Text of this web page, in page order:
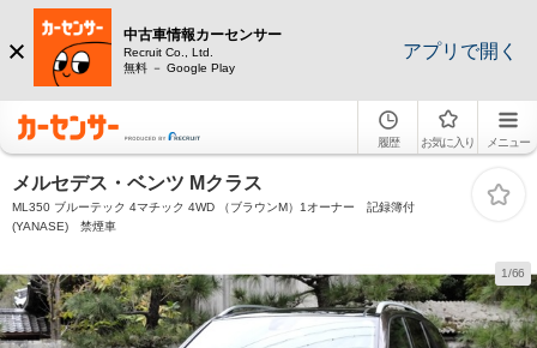
中古車情報カーセンサー
Recruit Co., Ltd.
無料 － Google Play
アプリで開く
履歴 お気に入り メニュー
メルセデス・ベンツ Mクラス
ML350 ブルーテック 4マチック 4WD （ブラウンM）1オーナー 記録簿付
(YANASE) 禁煙車
1/66